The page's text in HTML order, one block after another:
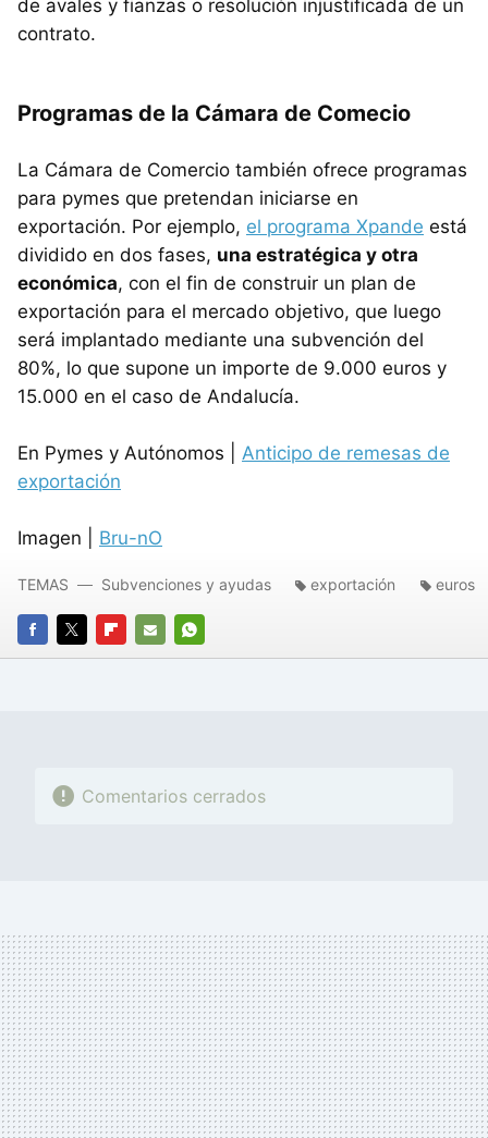
de avales y fianzas o resolución injustificada de un
contrato.
Programas de la Cámara de Comecio
La Cámara de Comercio también ofrece programas
para pymes que pretendan iniciarse en
exportación. Por ejemplo, el programa Xpande está
dividido en dos fases, una estratégica y otra
económica, con el fin de construir un plan de
exportación para el mercado objetivo, que luego
será implantado mediante una subvención del
80%, lo que supone un importe de 9.000 euros y
15.000 en el caso de Andalucía.
En Pymes y Autónomos | Anticipo de remesas de
exportación
Imagen | Bru-nO
FACEBOOK
TWITTERFLIPBOARD
E-
WHATSAPP
TEMAS Subvenciones y ayudas exportación euros
Comentarios cerrados